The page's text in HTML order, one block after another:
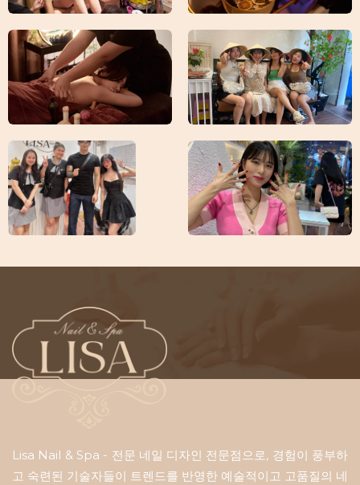
Lisa Nail & Spa - 전문 네일 디자인 전문점으로, 경험이 풍부하
고 숙련된 기술자들이 트렌드를 반영한 ​​예술적이고 고품질의 네